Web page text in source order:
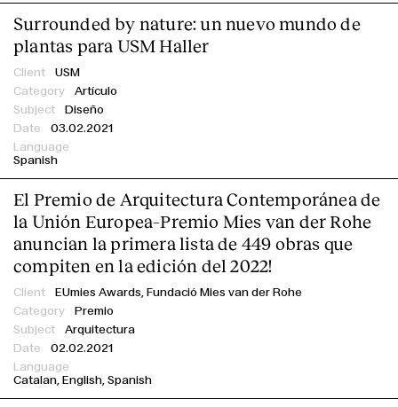
English Español Italiano Català
Surrounded by nature: un nuevo mundo de
plantas para USM Haller
USM
Artículo
Diseño
03.02.2021
Spanish
El Premio de Arquitectura Contemporánea de
la Unión Europea–Premio Mies van der Rohe
anuncian la primera lista de 449 obras que
compiten en la edición del 2022!
EUmies Awards, Fundació Mies van der Rohe
Premio
Arquitectura
02.02.2021
Catalan English Spanish